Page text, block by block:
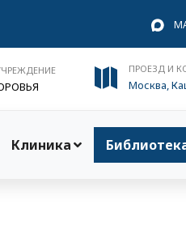
ПРОЕЗД И
Москва,
Клиника